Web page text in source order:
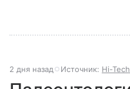
2 дня назад Источник: Hi-